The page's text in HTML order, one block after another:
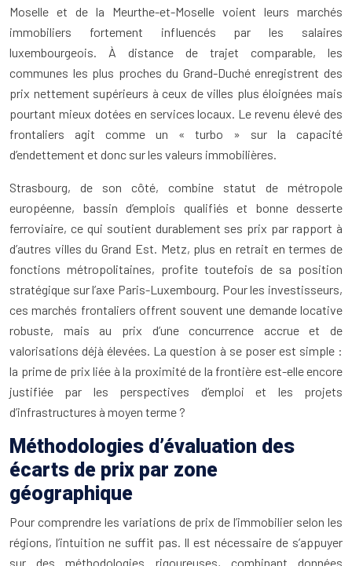
Moselle et de la Meurthe-et-Moselle voient leurs marchés
immobiliers fortement influencés par les salaires
luxembourgeois. À distance de trajet comparable, les
communes les plus proches du Grand-Duché enregistrent des
prix nettement supérieurs à ceux de villes plus éloignées mais
pourtant mieux dotées en services locaux. Le revenu élevé des
frontaliers agit comme un « turbo » sur la capacité
d’endettement et donc sur les valeurs immobilières.
Strasbourg, de son côté, combine statut de métropole
européenne, bassin d’emplois qualifiés et bonne desserte
ferroviaire, ce qui soutient durablement ses prix par rapport à
d’autres villes du Grand Est. Metz, plus en retrait en termes de
fonctions métropolitaines, profite toutefois de sa position
stratégique sur l’axe Paris-Luxembourg. Pour les investisseurs,
ces marchés frontaliers offrent souvent une demande locative
robuste, mais au prix d’une concurrence accrue et de
valorisations déjà élevées. La question à se poser est simple :
la prime de prix liée à la proximité de la frontière est-elle encore
justifiée par les perspectives d’emploi et les projets
d’infrastructures à moyen terme ?
Méthodologies d’évaluation des
écarts de prix par zone
géographique
Pour comprendre les variations de prix de l’immobilier selon les
régions, l’intuition ne suffit pas. Il est nécessaire de s’appuyer
sur des méthodologies rigoureuses, combinant données